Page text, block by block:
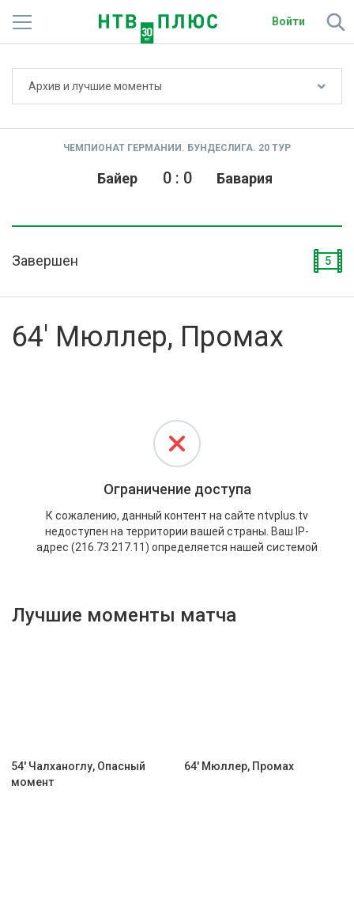
Войти
О сайте
Архив и лучшие моменты
ЧЕМПИОНАТ ГЕРМАНИИ. БУНДЕСЛИГА. 20 ТУР
Байер Бавария
0: 0
Завершен 5
64' Мюллер, Промах
Лучшие моменты матча
54' Чалханоглу, Опасный
момент
64' Мюллер, Промах